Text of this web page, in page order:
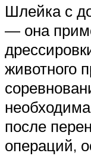
Шлейка с
— она
животного
после
операций,